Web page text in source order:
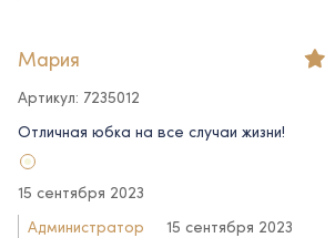
Мария
Артикул: 7235012
Отличная юбка на все случаи жизни!
15 сентября 2023
Администратор
15 сентября 2023